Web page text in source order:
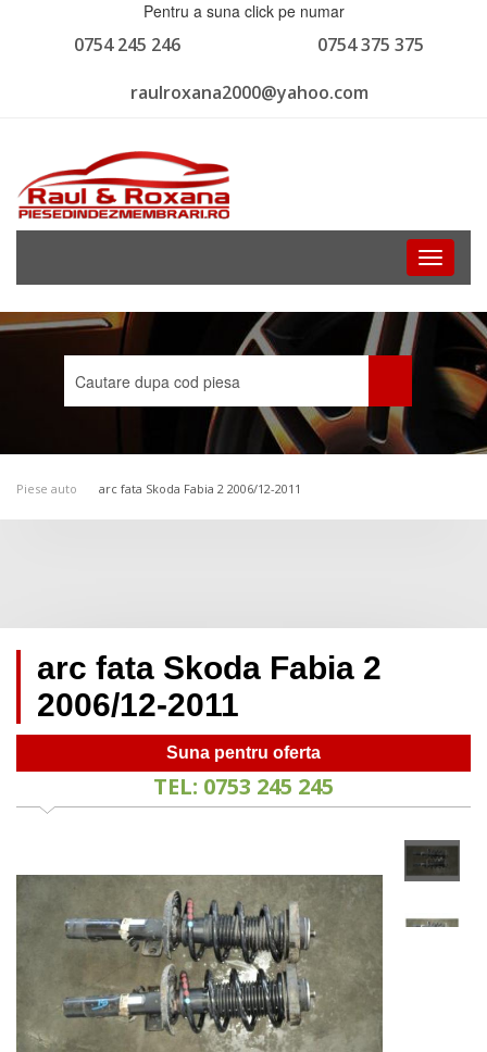
Pentru a suna click pe numar
0754 375 375
0754 245 246
raulroxana2000@yahoo.com
Toggle
Piese auto arc fata Skoda Fabia 2 2006/12-2011
arc fata Skoda Fabia 2
2006/12-2011
Suna pentru oferta
TEL: 0753 245 245